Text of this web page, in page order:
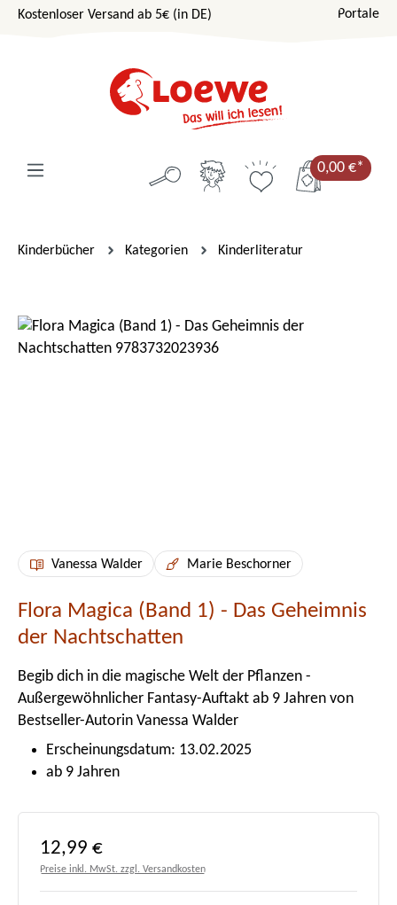
Zum Hauptinhalt springen
Kostenloser Versand ab 5€ (in DE) Portale
0,00 €*
Kinderbücher Kategorien Kinderliteratur
Bildergalerie überspringen
Vanessa Walder Marie Beschorner
Flora Magica (Band 1) - Das Geheimnis
der Nachtschatten
Begib dich in die magische Welt der Pflanzen -
Außergewöhnlicher Fantasy-Auftakt ab 9 Jahren von
Bestseller-Autorin Vanessa Walder
Erscheinungsdatum: 13.02.2025
ab 9 Jahren
Regulärer Preis:
12,99 €
Preise inkl. MwSt. zzgl. Versandkosten